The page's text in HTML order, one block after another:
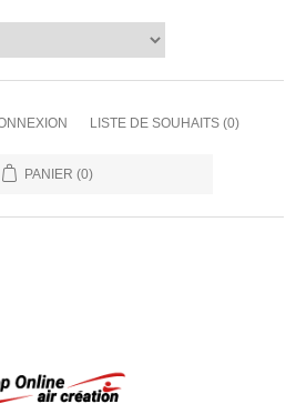
LISTE DE SOUHAITS (0)
PANIER (0)